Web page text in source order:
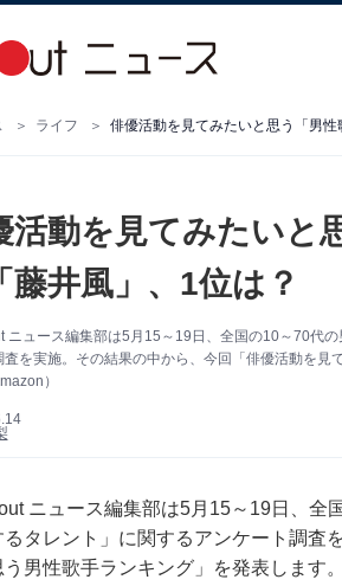
ライフ 俳優活動を見てみたいと思う「男
活動を見てみたいと
藤井風」、1位は？
ニュース編集部は5月15～19日、全国の10～70代
査を実施。その結果の中から、今回「俳優活動を
）
ニュース編集部は5月15～19日、全
るタレント」に関するアンケート調査
う男性歌手ランキング」を発表します。